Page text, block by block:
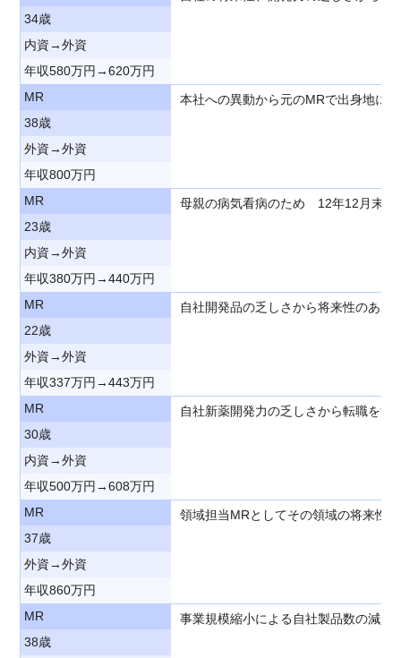
34歳
内資→外資
年収580万円→620万円
MR
本社への異動から元のMRで出身地に
38歳
外資→外資
年収800万円
MR
母親の病気看病のため 12年12月末
23歳
内資→外資
年収380万円→440万円
MR
自社開発品の乏しさから将来性のあ
22歳
外資→外資
年収337万円→443万円
MR
自社新薬開発力の乏しさから転職を
30歳
内資→外資
年収500万円→608万円
MR
領域担当MRとしてその領域の将来性
37歳
外資→外資
年収860万円
MR
事業規模縮小による自社製品数の減
38歳